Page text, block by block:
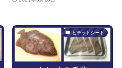
ピチットシート